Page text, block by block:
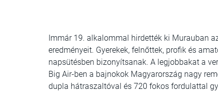
Immár 19. alkalommal hirdették ki Murauban
eredményeit. Gyerekek, felnőttek, profik és
napsütésben bizonyítsanak. A legjobbakat a
Big Air-ben a bajnokok Magyarország nagy
dupla hátraszaltóval és 720 fokos fordulattal